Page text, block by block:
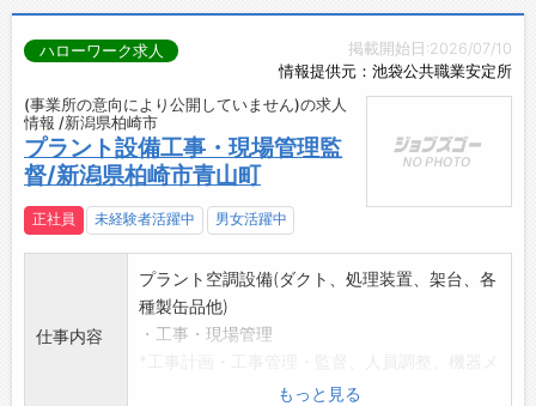
掲載開始日:2026/07/10
情報提供元：池袋公共職業安定所
ハローワーク求人
(事業所の意向により公開していません)の求人
情報 /新潟県柏崎市
プラント設備工事・現場管理監
督/新潟県柏崎市青山町
正社員 未経験者活躍中 男女活躍中
仕事内容
プラント空調設備(ダクト、処理装置、架台、各
種製缶品他)
・工事・現場管理
もっと見る